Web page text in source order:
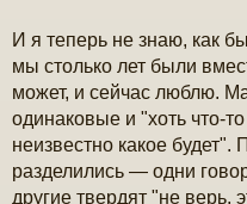
И я теперь не знаю, как
мы столько лет были
может, и сейчас люблю.
одинаковые и "хоть что-
неизвестно какое будет".
разделились — одни
другие твердят "не верь,